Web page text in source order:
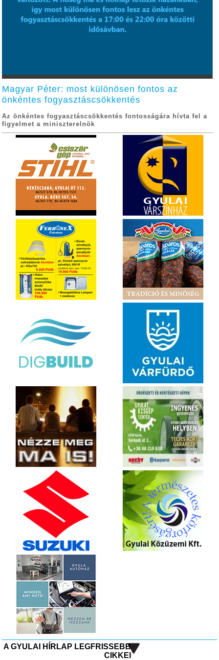
Magyar Péter: most különösen fontos az
önkéntes fogyasztáscsökkentés
Az önkéntes fogyasztáscsökkentés fontosságára hívta fel a
figyelmet a miniszterelnök
A GYULAI HÍRLAP LEGFRISSEBB
CIKKEI